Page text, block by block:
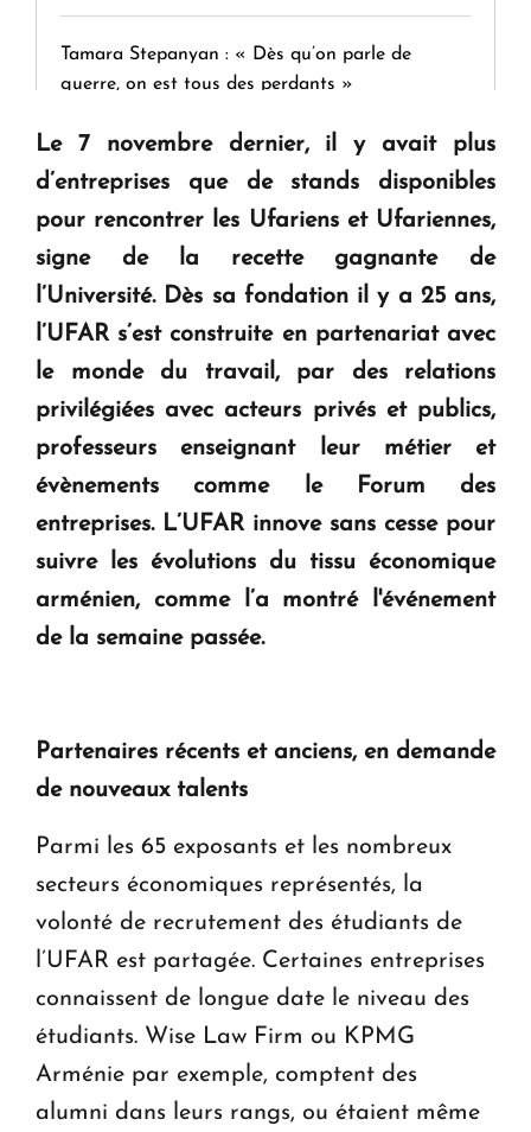
Tamara Stepanyan : « Dès qu’on parle de
guerre, on est tous des perdants »
question d'un référendum ne se pose pas. "
KASA : 30 ans d'audace, de résilience et d'avenir
en Arménie
Le premier hôtel Hyatt Regency d'Arménie
ouvrira ses portes à Dilijan
Le 7 novembre dernier, il y avait plus
d’entreprises que de stands disponibles
pour rencontrer les Ufariens et Ufariennes,
signe de la recette gagnante de
l’Université. Dès sa fondation il y a 25 ans,
l’UFAR s’est construite en partenariat avec
le monde du travail, par des relations
privilégiées avec acteurs privés et publics,
professeurs enseignant leur métier et
évènements comme le Forum des
entreprises. L’UFAR innove sans cesse pour
suivre les évolutions du tissu économique
arménien, comme l’a montré l'événement
de la semaine passée.
Partenaires récents et anciens, en demande
de nouveaux talents
Parmi les 65 exposants et les nombreux
secteurs économiques représentés, la
volonté de recrutement des étudiants de
l’UFAR est partagée. Certaines entreprises
connaissent de longue date le niveau des
étudiants. Wise Law Firm ou KPMG
Arménie par exemple, comptent des
alumni dans leurs rangs, ou étaient même